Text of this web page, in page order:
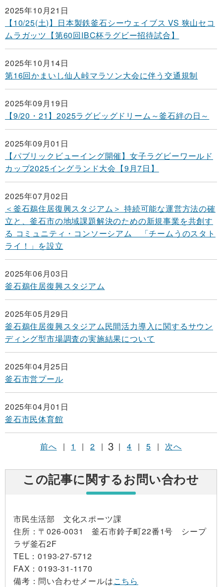
2025年10月21日
【10/25(土)】日本製鉄釜石シーウェイブス VS 狭山セコ
ムラガッツ【第60回IBC杯ラグビー招待試合】
2025年10月14日
第16回かまいし仙人峠マラソン大会に伴う交通規制
2025年09月19日
【9/20・21】2025ラグビッグドリーム～釜石絆の日～
2025年09月01日
【パブリックビューイング開催】女子ラグビーワールド
カップ2025イングランド大会【9月7日】
2025年07月02日
＜釜石鵜住居復興スタジアム＞ 持続可能な運営方法の確
立と、釜石市の地域課題解決のための新規事業を共創す
る コミュニティ・コンソーシアム 「チームうのスタト
ライ！」を設立
2025年06月03日
釜石鵜住居復興スタジアム
2025年05月29日
釜石鵜住居復興スタジアム民間活力導入に関するサウン
ディング型市場調査の実施結果について
2025年04月25日
釜石市営プール
2025年04月01日
釜石市民体育館
前へ | 1 | 2 | 3 | 4 | 5 | 次へ
この記事に関するお問い合わせ
市民生活部 文化スポーツ課
住所 ：〒026-0031 釜石市鈴子町22番1号 シープ
ラザ釜石2F
TEL ：0193-27-5712
FAX ：0193-31-1170
備考 ：問い合わせメールはこちら